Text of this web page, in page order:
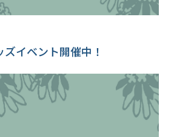
イベント開催中！